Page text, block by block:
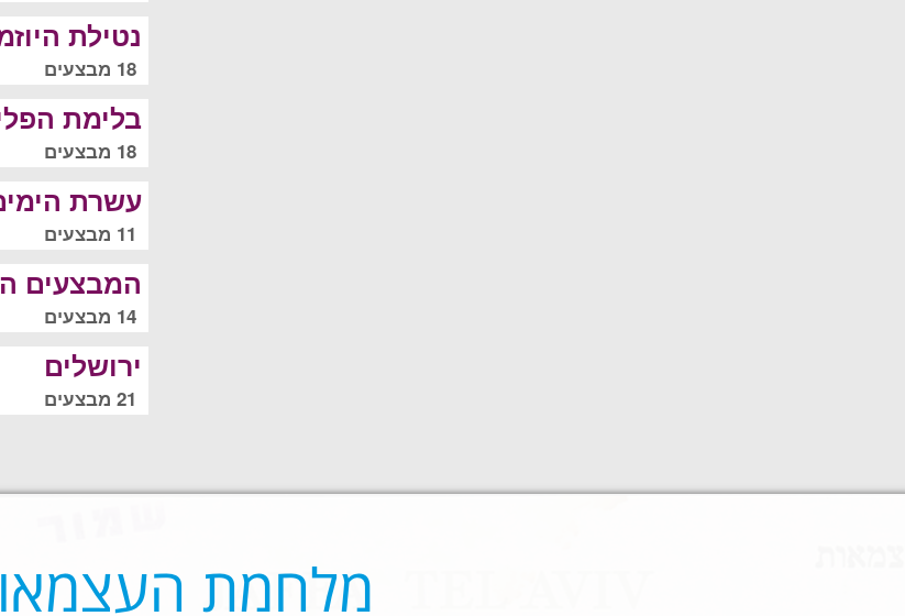
נטילת
18 מבצעים
בלימת
18 מבצעים
עשרת
11 מבצעים
המבצעים
14 מבצעים
ירושלים
21 מבצעים
מלחמת